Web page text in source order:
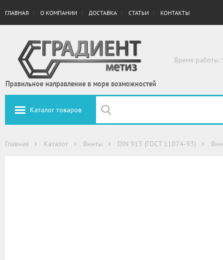
ГЛАВНАЯ О КОМПАНИИ ДОСТАВКА СТАТЬИ КОНТАКТЫ
Правильное направление в море возможностей
Время работы:
Каталог товаров
Главная Каталог Винты DIN 913 (ГОСТ 11074-93)